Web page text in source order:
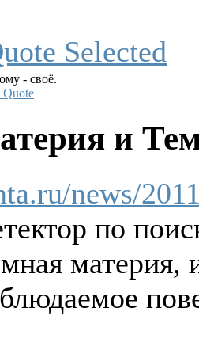
- своё.
Quote
и
news/
по
материя,